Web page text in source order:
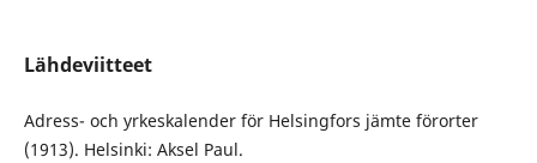
Lähdeviitteet
Adress- och yrkeskalender för Helsingfors jämte förorter
(1913). Helsinki: Aksel Paul.